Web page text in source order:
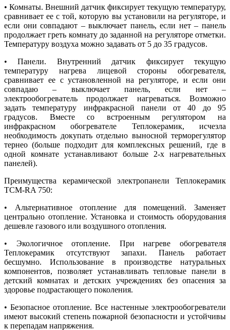
• Комнаты. Внешний датчик фиксирует текущую температуру,
сравнивает ее с той, которую вы установили на регуляторе, и
если они совпадают – выключает панель, если нет – панель
продолжает греть комнату до заданной на регуляторе отметки.
Температуру воздуха можно задавать от 5 до 35 градусов.
• Панели. Внутренний датчик фиксирует текущую
температуру нагрева лицевой стороны обогревателя,
сравнивает ее с установленной на регуляторе, и если они
совпадаю – выключает панель, если нет –
электрообогреватель продолжает нагреваться. Возможно
задать температуру инфракрасной панели от 40 до 95
градусов. Вместе со встроенным регулятором на
инфракрасном обогревателе Теплокерамик, исчезла
необходимость докупать отдельно выносной терморегулятор
тернео (больше подходит для комплексных решений, где в
одной комнате устанавливают больше 2-х нагревательных
панелей).
Преимущества керамической электропанели Теплокерамик
ТСМ-RA 750:
• Альтернативное отопление для помещений. Заменяет
центрально отопление. Установка и стоимость оборудования
дешевле газового или воздушного отопления.
• Экологичное отопление. При нагреве обогревателя
Теплокерамик отсутствуют запахи. Панель работает
бесшумно. Использование в производстве натуральных
компонентов, позволяет устанавливать тепловые панели в
детский комнатах и детских учреждениях без опасения за
здоровье подрастающего поколения.
• Безопасное отопление. Все настенные электрообогреватели
имеют высокий степень пожарной безопасности и устойчивы
к перепадам напряжения.